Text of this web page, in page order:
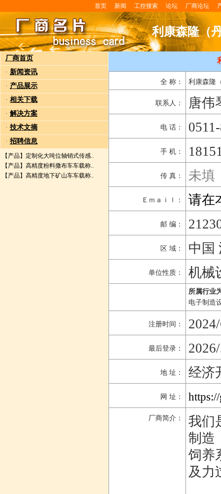
首页 新闻 工控搜索 论坛 厂商论坛
利康森隆（
厂商首页
· 新闻资讯
· 产品展示
· 相关下载
· 解决方案
· 技术文摘
· 招聘信息
【产品】 定制化大吨位轴销式传感..
【产品】 高精度粉料撒布车车载称..
【产品】 高精度地下矿山车车载称..
全 称： 利康森隆
联系人： 唐伟
电 话：
手 机：
传 真： 未填
Ｅｍａｉｌ： 请在
邮 编：
区 域： 中国
单位性质： 机械
所属行业
电子制造
注册时间：
最后登录：
地 址： 经济
网 址：
厂商简介：
我们
制造
饲养
及力